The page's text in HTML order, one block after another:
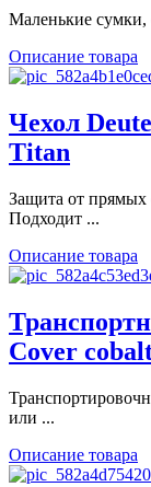
Маленькие
Описание товара
Чехол
Titan
Защита от прямых
Подходит ...
Описание товара
Cover
или ...
Описание товара